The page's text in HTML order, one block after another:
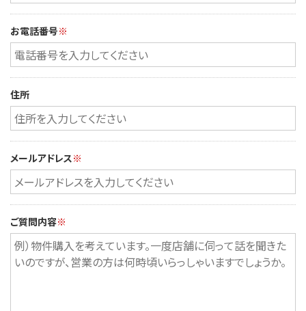
お電話番号※
住所
メールアドレス※
ご質問内容※